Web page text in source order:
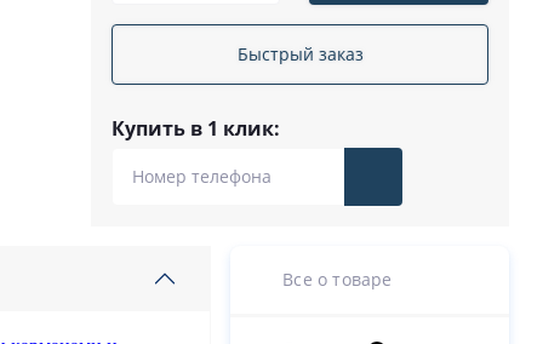
Быстрый заказ
Купить в 1 клик:
Все о товаре